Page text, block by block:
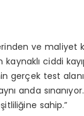
ve maliyet
ciddi
gerçek test
anda
sahip.”